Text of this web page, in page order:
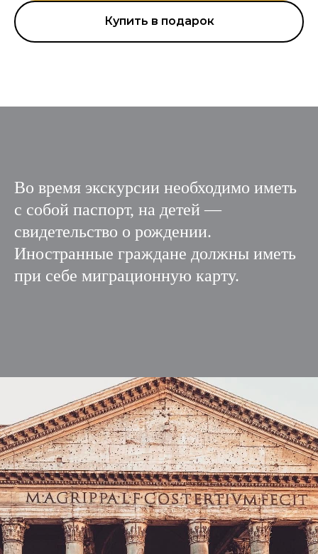
Купить в подарок
Во время экскурсии необходимо иметь
с собой паспорт, на детей —
свидетельство о рождении.
Иностранные граждане должны иметь
при себе миграционную карту.